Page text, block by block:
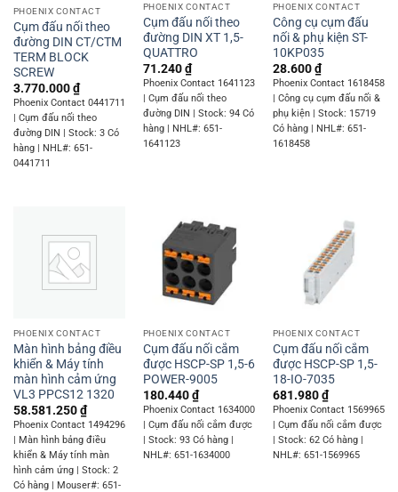
PHOENIX CONTACT
Cụm đấu nối theo
đường DIN CT/CTM
TERM BLOCK
SCREW
3.770.000₫
Phoenix Contact 0441711
| Cụm đấu nối theo
đường DIN | Stock: 3 Có
hàng | NHL#: 651-
0441711
PHOENIX CONTACT
Cụm đấu nối theo
đường DIN XT 1,5-
QUATTRO
71.240₫
Phoenix Contact 1641123
| Cụm đấu nối theo
đường DIN | Stock: 94 Có
hàng | NHL#: 651-
1641123
PHOENIX CONTACT
Công cụ cụm đấu
nối & phụ kiện ST-
10KP035
28.600₫
Phoenix Contact 1618458
| Công cụ cụm đấu nối &
phụ kiện | Stock: 15719
Có hàng | NHL#: 651-
1618458
PHOENIX CONTACT
Màn hình bảng điều
khiển & Máy tính
màn hình cảm ứng
VL3 PPCS12 1320
58.581.250₫
Phoenix Contact 1494296
| Màn hình bảng điều
khiển & Máy tính màn
hình cảm ứng | Stock: 2
Có hàng | Mouser#: 651-
PHOENIX CONTACT
Cụm đấu nối cắm
được HSCP-SP 1,5-6
POWER-9005
180.440₫
Phoenix Contact 1634000
| Cụm đấu nối cắm được
| Stock: 93 Có hàng |
NHL#: 651-1634000
PHOENIX CONTACT
Cụm đấu nối cắm
được HSCP-SP 1,5-
18-IO-7035
681.980₫
Phoenix Contact 1569965
| Cụm đấu nối cắm được
| Stock: 62 Có hàng |
NHL#: 651-1569965